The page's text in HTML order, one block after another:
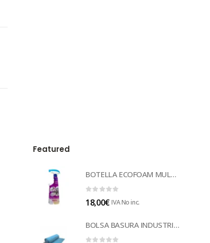
Featured
BOTELLA ECOFOAM MULTISUELOS (LECOF12)
18,00€ IVA No inc.
BOLSA BASURA INDUSTRIAL AZUL (B014A)